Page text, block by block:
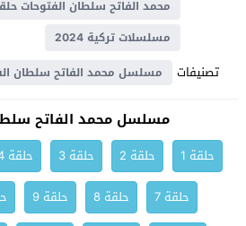
محمد الفاتح سلطان الفتوحات
مسلسلات تركية 2024
تصنيفات مسلسل محمد الفاتح سلطان
مسلسل محمد الفاتح
حلقة 1 حلقة 2 حلقة 3 حلقة 4
حلقة 7
حلقة 8 حلقة 9